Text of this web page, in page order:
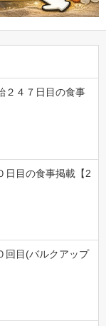
２４７日目の食事
目の食事掲載【2
回目(バルクアップ